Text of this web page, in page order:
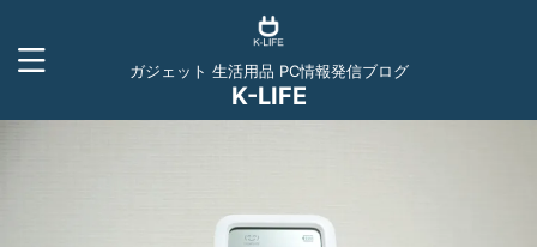
ガジェット 生活用品 PC情報発信ブログ
K-LIFE